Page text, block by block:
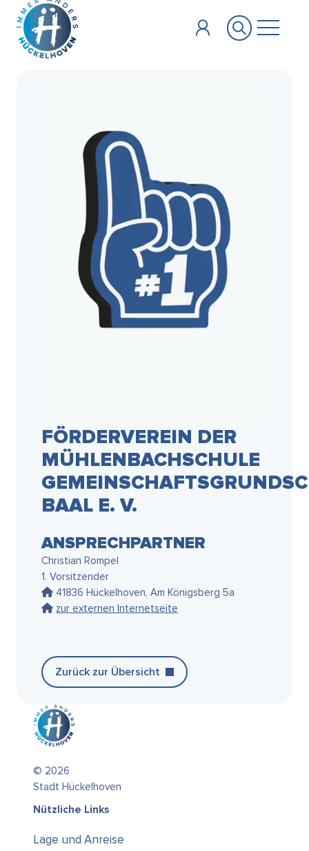
Zum Hauptinhalt springen
FÖRDERVEREIN DER
MÜHLENBACHSCHULE
BAAL E. V.
ANSPRECHPARTNER
Christian Rompel
1. Vorsitzender
41836 Hückelhoven, Am Königsberg 5a
zur externen Internetseite
Zurück zur Übersicht
© 2026
Stadt Hückelhoven
Nützliche Links
Lage und Anreise